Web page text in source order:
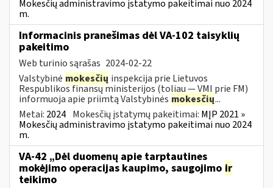
Mokesčių administravimo įstatymo pakeitimai nuo 2024
m.
Informacinis pranešimas dėl VA-102 taisyklių
pakeitimo
Web turinio sąrašas 2024-02-22
Valstybinė mokesčių inspekcija prie Lietuvos
Respublikos finansų ministerijos (toliau ― VMI prie FM)
informuoja apie priimtą Valstybinės mokesčių...
Metai: 2024 Mokesčių įstatymų pakeitimai: MĮP 2021 »
Mokesčių administravimo įstatymo pakeitimai nuo 2024
m.
VA-42 „Dėl duomenų apie tarptautines
mokėjimo operacijas kaupimo, saugojimo ir
teikimo